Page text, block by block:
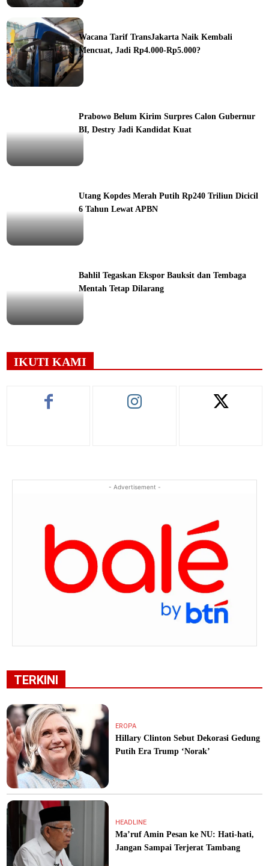
Wacana Tarif TransJakarta Naik Kembali
Mencuat, Jadi Rp4.000-Rp5.000?
Prabowo Belum Kirim Surpres Calon Gubernur
BI, Destry Jadi Kandidat Kuat
Utang Kopdes Merah Putih Rp240 Triliun Dicicil
6 Tahun Lewat APBN
Bahlil Tegaskan Ekspor Bauksit dan Tembaga
Mentah Tetap Dilarang
IKUTI KAMI
- Advertisement -
TERKINI
EROPA
Hillary Clinton Sebut Dekorasi Gedung
Putih Era Trump ‘Norak’
HEADLINE
Ma’ruf Amin Pesan ke NU: Hati-hati,
Jangan Sampai Terjerat Tambang